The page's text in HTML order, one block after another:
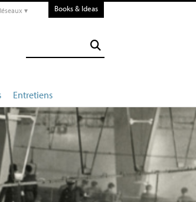
▾ Books & Ideas
Entretiens